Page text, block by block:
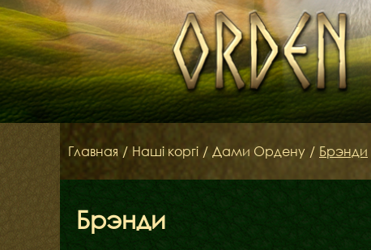
Главная / Наші коргі / Дами Ордену / Брэнди
Брэнди
ДИТЯЧА КІМНАТА
КОНТАКТИ
Наші